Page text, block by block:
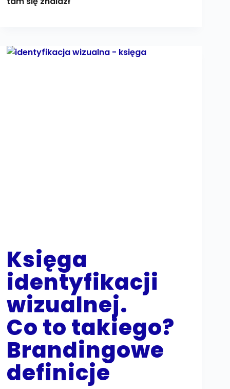
Księga
identyfikacji
wizualnej.
Co to takiego?
Brandingowe
definicje